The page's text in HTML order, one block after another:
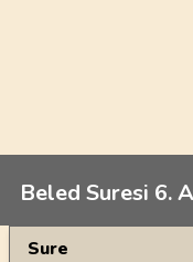
Beled Suresi 6.
Genel Bilgiler
Sure